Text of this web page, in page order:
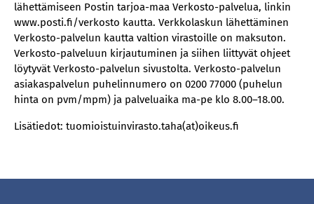
lähettämiseen Postin tarjoa-maa Verkosto-palvelua, linkin
www.posti.fi/verkosto kautta. Verkkolaskun lähettäminen
Verkosto-palvelun kautta valtion virastoille on maksuton.
Verkosto-palveluun kirjautuminen ja siihen liittyvät ohjeet
löytyvät Verkosto-palvelun sivustolta. Verkosto-palvelun
asiakaspalvelun puhelinnumero on 0200 77000 (puhelun
hinta on pvm/mpm) ja palveluaika ma-pe klo 8.00–18.00.
Lisätiedot: tuomioistuinvirasto.taha(at)oikeus.fi